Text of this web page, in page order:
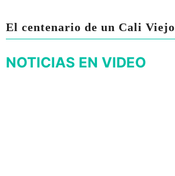
El centenario de un Cali Viejo
NOTICIAS EN VIDEO